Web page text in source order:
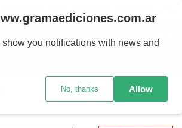
show you notifications with news and
No, thanks Allow